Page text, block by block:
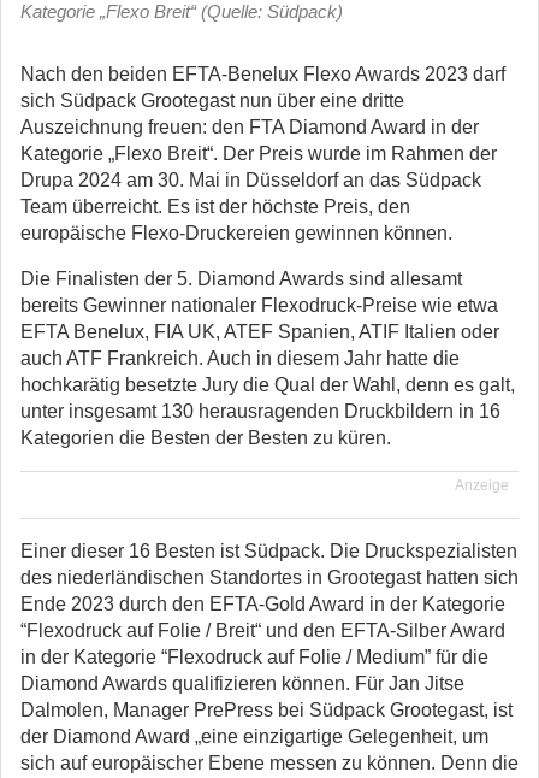
Kategorie „Flexo Breit“ (Quelle: Südpack)
Nach den beiden EFTA-Benelux Flexo Awards 2023 darf
sich Südpack Grootegast nun über eine dritte
Auszeichnung freuen: den FTA Diamond Award in der
Kategorie „Flexo Breit“. Der Preis wurde im Rahmen der
Drupa 2024 am 30. Mai in Düsseldorf an das Südpack
Team überreicht. Es ist der höchste Preis, den
europäische Flexo-Druckereien gewinnen können.
Die Finalisten der 5. Diamond Awards sind allesamt
bereits Gewinner nationaler Flexodruck-Preise wie etwa
EFTA Benelux, FIA UK, ATEF Spanien, ATIF Italien oder
auch ATF Frankreich. Auch in diesem Jahr hatte die
hochkarätig besetzte Jury die Qual der Wahl, denn es galt,
unter insgesamt 130 herausragenden Druckbildern in 16
Kategorien die Besten der Besten zu küren.
Anzeige
Einer dieser 16 Besten ist Südpack. Die Druckspezialisten
des niederländischen Standortes in Grootegast hatten sich
Ende 2023 durch den EFTA-Gold Award in der Kategorie
“Flexodruck auf Folie / Breit“ und den EFTA-Silber Award
in der Kategorie “Flexodruck auf Folie / Medium” für die
Diamond Awards qualifizieren können. Für Jan Jitse
Dalmolen, Manager PrePress bei Südpack Grootegast, ist
der Diamond Award „eine einzigartige Gelegenheit, um
sich auf europäischer Ebene messen zu können. Denn die